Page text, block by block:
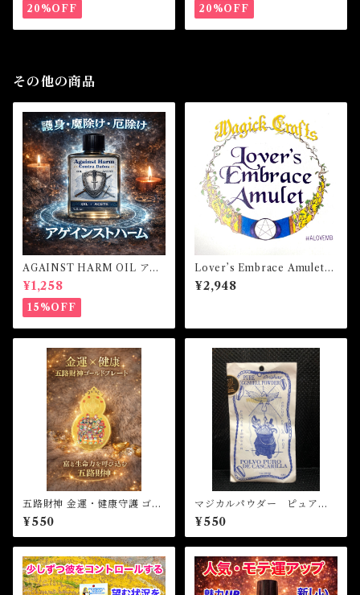
20%OFF 20%OFF
その他の商品
AGAINST HARM OIL アゲ
インストハームオイル -厄除
け・魔除け・護身-
¥1,258
15%OFF
Lover’s Embrace Amulet
ラバーズエンブレーズアミュ
レット 白魔術アミュレット
¥2,948
五路財神 金運・健康守護 ゴー
ルドプレート
¥550
マジカルパウダー ピュアエ
エッグシェル Magical Pod
er PURE EGGSHELL
¥550